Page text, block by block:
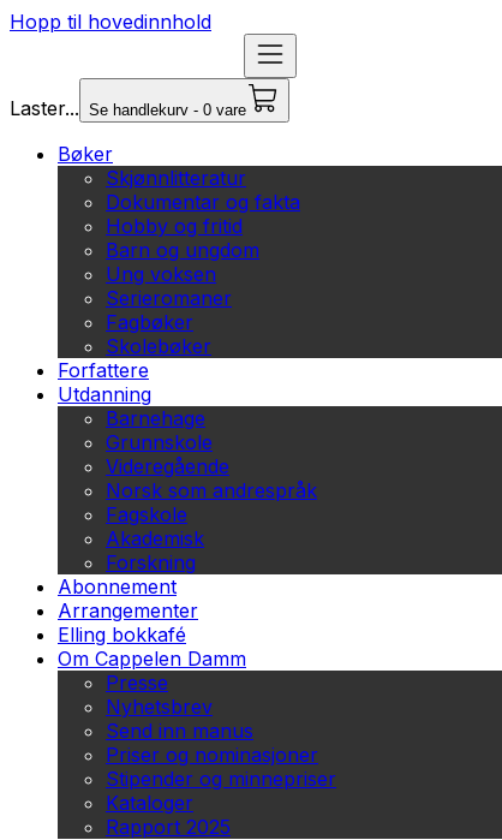
Hopp til hovedinnhold
Laster... Se handlekurv - 0 vare
Bøker
Skjønnlitteratur
Dokumentar og fakta
Hobby og fritid
Barn og ungdom
Ung voksen
Serieromaner
Fagbøker
Skolebøker
Forfattere
Utdanning
Barnehage
Grunnskole
Videregående
Norsk som andrespråk
Fagskole
Akademisk
Forskning
Abonnement
Arrangementer
Elling bokkafé
Om Cappelen Damm
Presse
Nyhetsbrev
Send inn manus
Priser og nominasjoner
Stipender og minnepriser
Kataloger
Rapport 2025